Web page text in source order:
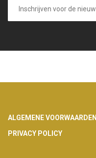
mailadres
Footer
ALGEMENE VOORWAARDEN
PRIVACY POLICY